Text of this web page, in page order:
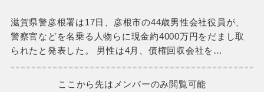
滋賀県警彦根署は17日、彦根市の44歳男性会社役員が、
警察官などを名乗る人物らに現金約4000万円をだまし取
られたと発表した。 男性は4月、債権回収会社を…
ここから先はメンバーのみ閲覧可能